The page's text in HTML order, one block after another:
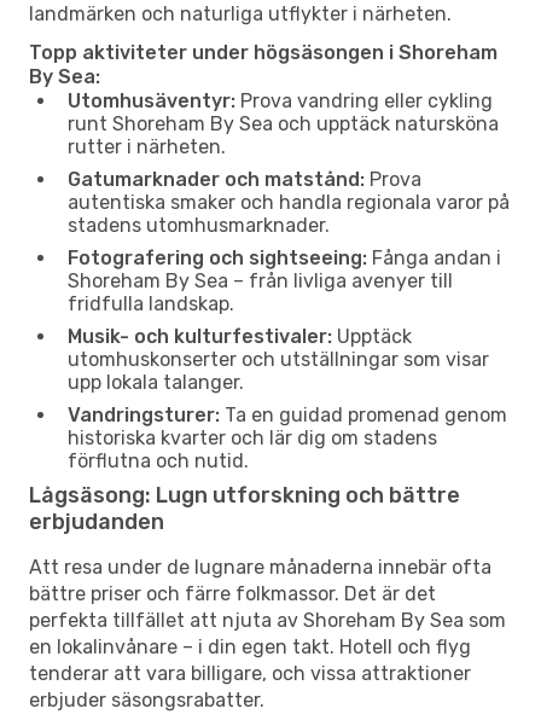
landmärken och naturliga utflykter i närheten.
Topp aktiviteter under högsäsongen i Shoreham
By Sea:
Utomhusäventyr: Prova vandring eller cykling
runt Shoreham By Sea och upptäck natursköna
rutter i närheten.
Gatumarknader och matstånd: Prova
autentiska smaker och handla regionala varor på
stadens utomhusmarknader.
Fotografering och sightseeing: Fånga andan i
Shoreham By Sea – från livliga avenyer till
fridfulla landskap.
Musik- och kulturfestivaler: Upptäck
utomhuskonserter och utställningar som visar
upp lokala talanger.
Vandringsturer: Ta en guidad promenad genom
historiska kvarter och lär dig om stadens
förflutna och nutid.
Lågsäsong: Lugn utforskning och bättre
erbjudanden
Att resa under de lugnare månaderna innebär ofta
bättre priser och färre folkmassor. Det är det
perfekta tillfället att njuta av Shoreham By Sea som
en lokalinvånare – i din egen takt. Hotell och flyg
tenderar att vara billigare, och vissa attraktioner
erbjuder säsongsrabatter.